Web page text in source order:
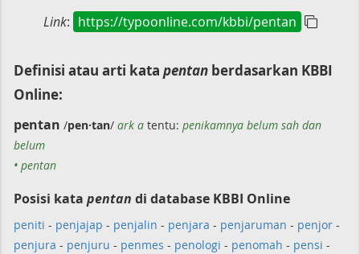
Link: https://typoonline.com/kbbi/pentan
Definisi atau arti kata pentan berdasarkan KBBI
Online:
pentan /pen·tan/ ark a tentu: penikamnya belum sah dan
belum
• pentan
Posisi kata pentan di database KBBI Online
peniti - penjajap - penjalin - penjara - penjaruman - penjor -
penjura - penjuru - penmes - penologi - penomah - pensi -